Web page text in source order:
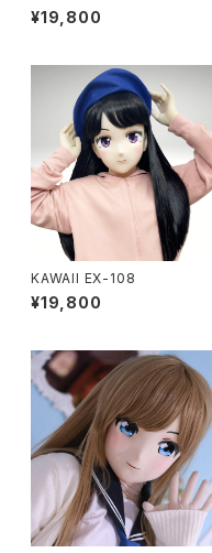
¥19,800
KAWAII EX-108
¥19,800